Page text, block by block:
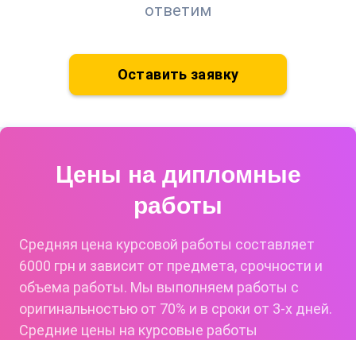
ответим
Оставить заявку
Цены на дипломные
работы
Средняя цена курсовой работы составляет
6000 грн и зависит от предмета, срочности и
объема работы. Мы выполняем работы с
оригинальностью от 70% и в сроки от 3-х дней.
Средние цены на курсовые работы